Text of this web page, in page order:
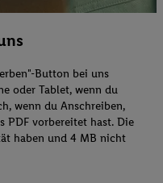
Button bei uns
oder Tablet, wenn du
wenn du Anschreiben,
PDF vorbereitet hast. Die
haben und 4 MB nicht